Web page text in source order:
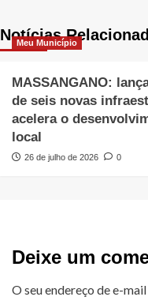
Notícias
Meu Município
MASSANGANO:
de seis novas
acelera o
local
26 de julho de 2026 0
Deixe um
O seu endereço de e-